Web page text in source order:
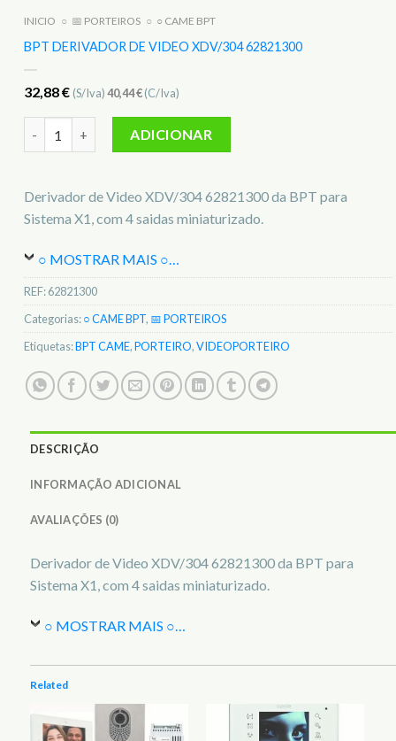
INICIO ○ 📅 PORTEIROS ○ ○ CAME BPT
BPT DERIVADOR DE VIDEO XDV/304 62821300
32,88€ (S/Iva)40,44€(C/Iva)
ADICIONAR
Derivador de Video XDV/304 62821300 da BPT para
Sistema X1, com 4 saidas miniaturizado.
○ MOSTRAR MAIS ○…
REF:62821300
Categorias:○ CAME BPT, 📅 PORTEIROS
Etiquetas:BPT CAME,PORTEIRO,VIDEOPORTEIRO
DESCRIÇÃO
INFORMAÇÃO ADICIONAL
AVALIAÇÕES (0)
Derivador de Video XDV/304 62821300 da BPT para
Sistema X1, com 4 saidas miniaturizado.
○ MOSTRAR MAIS ○
Related